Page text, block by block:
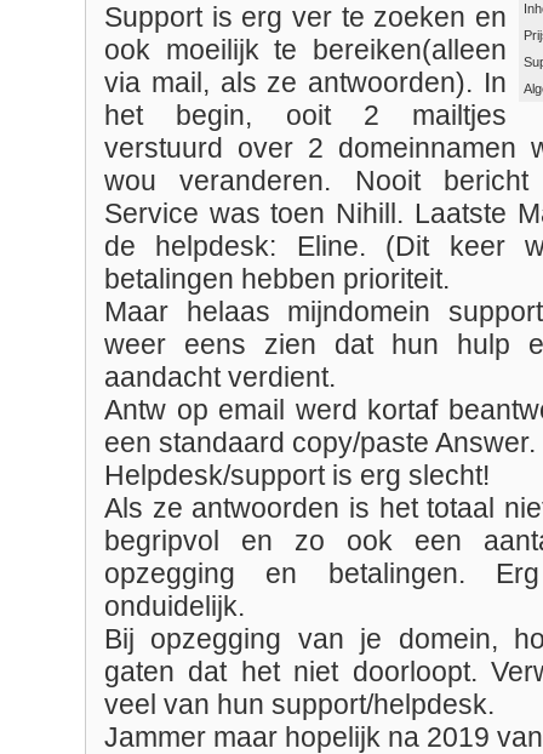
Support is erg ver te zoeken en
ook moeilijk te bereiken(alleen
via mail, als ze antwoorden). In
het begin, ooit 2 mailtjes
verstuurd over 2 domeinnamen
wou veranderen. Nooit
Service was toen Nihill. Laatste
de helpdesk: Eline. (Dit keer
betalingen hebben prioriteit.
Maar helaas mijndomein
weer eens zien dat hun hulp
aandacht verdient.
Antw op email werd kortaf
een standaard copy/paste Answer.
Helpdesk/support is erg slecht!
Als ze antwoorden is het totaal
begripvol en zo ook een
opzegging en betalingen.
onduidelijk.
Bij opzegging van je domein,
gaten dat het niet doorloopt.
veel van hun support/helpdesk.
Jammer maar hopelijk na 2019